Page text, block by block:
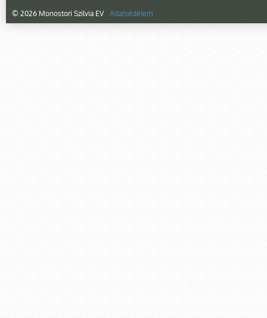
© 2026 Monostori Szilvia EV Adatvédelem